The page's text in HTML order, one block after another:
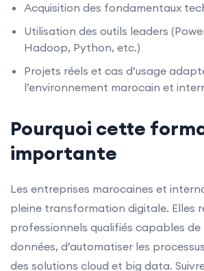
Acquisition des fondamentaux
Utilisation des outils leaders
Hadoop, Python, etc.)
Projets réels et cas d’usage
l’environnement marocain et
Pourquoi cette
importante
Les entreprises marocaines et
pleine transformation digitale. Elles
professionnels qualifiés capables de
données, d’automatiser les
des solutions cloud et big data.